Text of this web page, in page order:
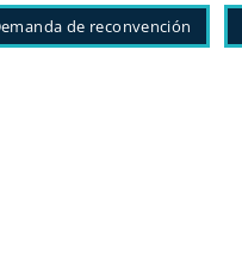
de reconvención